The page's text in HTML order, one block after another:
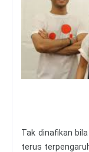
Tak dinafikan
terus